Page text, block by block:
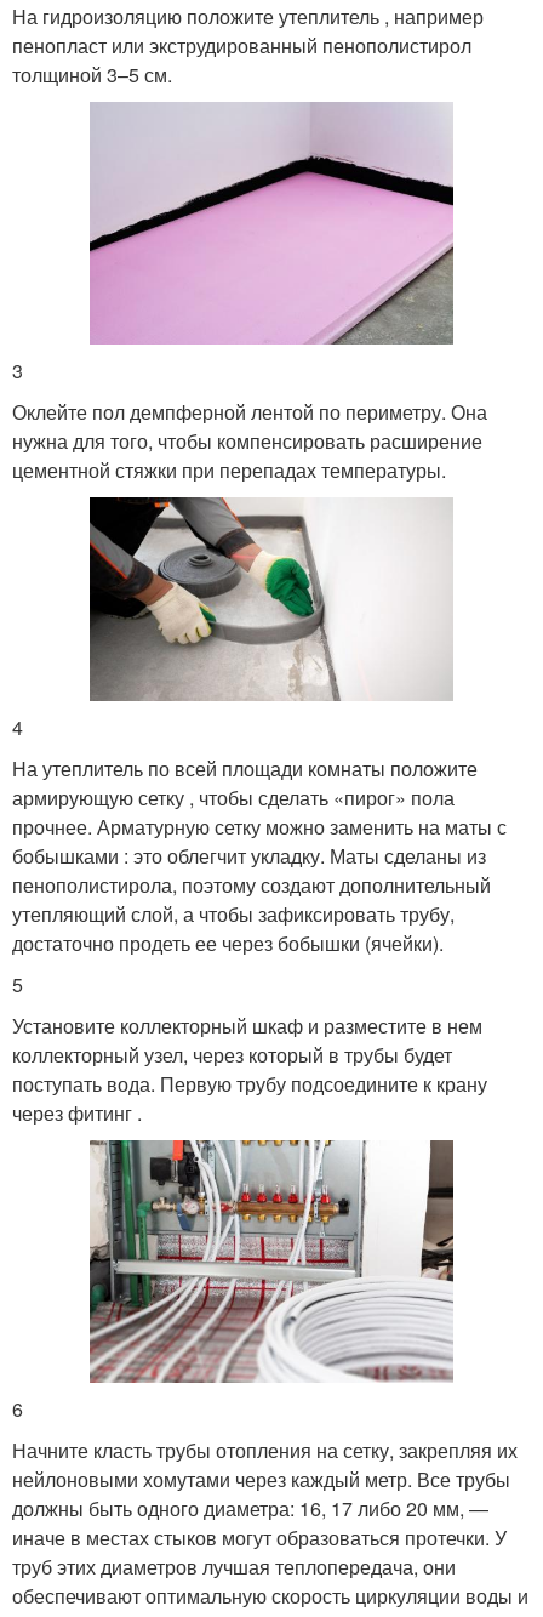
На гидроизоляцию положите утеплитель , например
пенопласт или экструдированный пенополистирол
толщиной 3–5 см.
3
Оклейте пол демпферной лентой по периметру. Она
нужна для того, чтобы компенсировать расширение
цементной стяжки при перепадах температуры.
4
На утеплитель по всей площади комнаты положите
армирующую сетку , чтобы сделать «пирог» пола
прочнее. Арматурную сетку можно заменить на маты с
бобышками : это облегчит укладку. Маты сделаны из
пенополистирола, поэтому создают дополнительный
утепляющий слой, а чтобы зафиксировать трубу,
достаточно продеть ее через бобышки (ячейки).
5
Установите коллекторный шкаф и разместите в нем
коллекторный узел, через который в трубы будет
поступать вода. Первую трубу подсоедините к крану
через фитинг .
6
Начните класть трубы отопления на сетку, закрепляя их
нейлоновыми хомутами через каждый метр. Все трубы
должны быть одного диаметра: 16, 17 либо 20 мм, —
иначе в местах стыков могут образоваться протечки. У
труб этих диаметров лучшая теплопередача, они
обеспечивают оптимальную скорость циркуляции воды и